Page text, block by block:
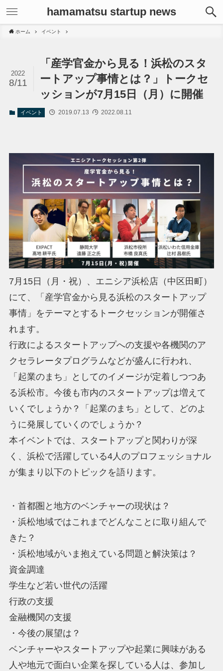
hamamatsu startup news
ホーム イベント
「産学官金から見る！浜松のスタ
ートアップ事情とは？」トークセ
ッションが7月15日（月）に開催
2022
8/11
イベント 2019.07.13 2022.08.11
7月15日（月・祝）、エニシア浜松店（中区田町）
にて、「産学官金から見る浜松のスタートアップ
事情」をテーマとするトークセッションが開催さ
れます。
行政によるスタートアップへの支援や各機関のア
クセラレータプログラムなどが盛んに行われ、
「起業のまち」としてのイメージが定着しつつあ
る浜松市。今後も市内のスタートアップは増えて
いくでしょうか？「起業のまち」として、どのよ
うに発展していくのでしょうか？
本イベントでは、スタートアップと関わりが深
く、浜松で活躍している4人のプロフェッショナル
が集まり以下のトピックを語ります。
・首都圏と地方のベンチャーの現状は？
・浜松地域ではこれまでどんなことに取り組んで
きた？
・浜松地域がいま抱えている問題と解決策は？
資金調達
学生など若い世代の活躍
行政の支援
金融機関の支援
・今後の展望は？
ベンチャーやスタートアップや起業に興味がある
人や地元で面白い企業を探している人は、参加し